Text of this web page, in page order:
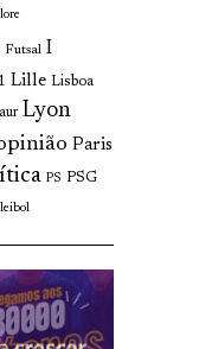
Futsal I
Lille Lisboa
Lyon
Paris
PS PSG